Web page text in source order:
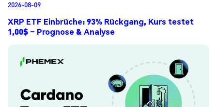
2026-08-09
XRP ETF Einbrüche: 93% Rückgang, Kurs testet
1,00$ – Prognose & Analyse